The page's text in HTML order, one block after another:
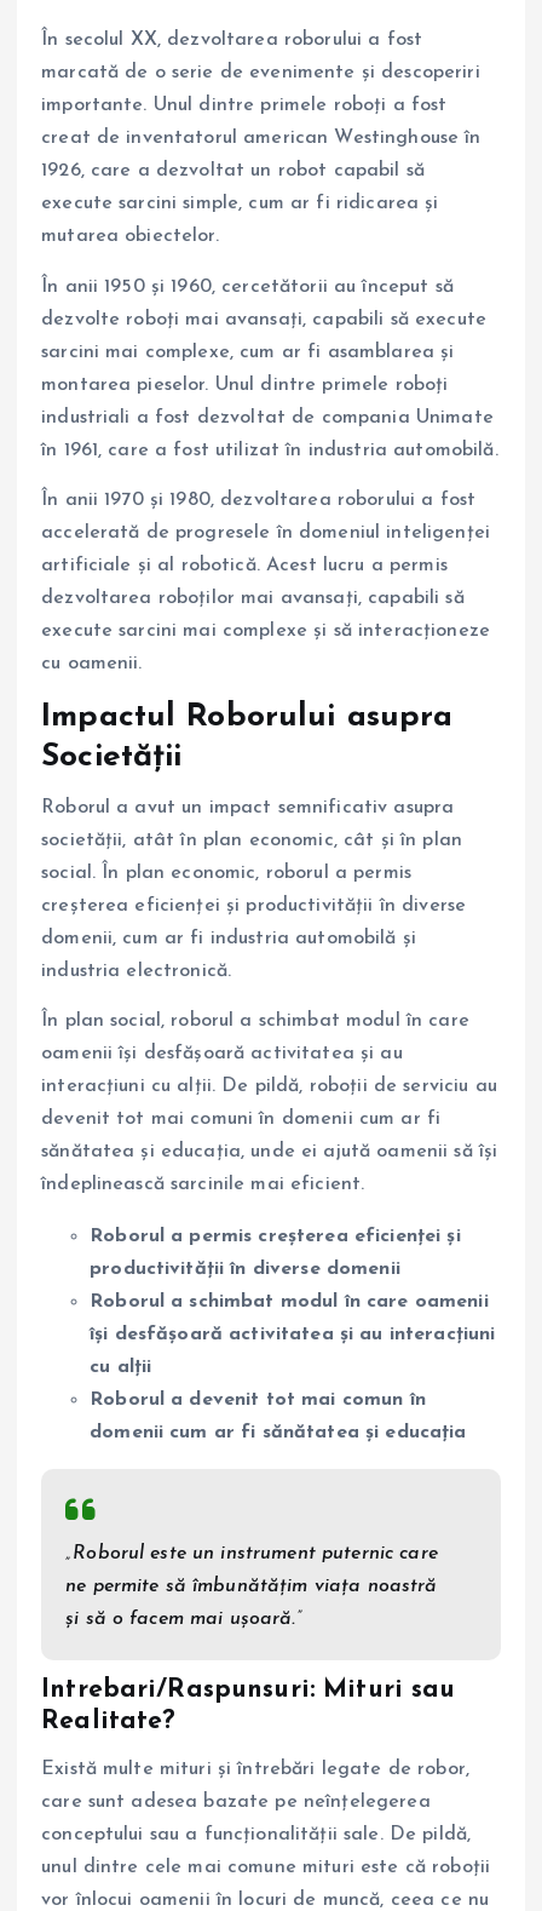
În secolul XX, dezvoltarea roborului a fost
marcată de o serie de evenimente și descoperiri
importante. Unul dintre primele roboți a fost
creat de inventatorul american Westinghouse în
1926, care a dezvoltat un robot capabil să
execute sarcini simple, cum ar fi ridicarea și
mutarea obiectelor.
În anii 1950 și 1960, cercetătorii au început să
dezvolte roboți mai avansați, capabili să execute
sarcini mai complexe, cum ar fi asamblarea și
montarea pieselor. Unul dintre primele roboți
industriali a fost dezvoltat de compania Unimate
în 1961, care a fost utilizat în industria automobilă.
În anii 1970 și 1980, dezvoltarea roborului a fost
accelerată de progresele în domeniul inteligenței
artificiale și al robotică. Acest lucru a permis
dezvoltarea roboților mai avansați, capabili să
execute sarcini mai complexe și să interacționeze
cu oamenii.
Impactul Roborului asupra
Societății
Roborul a avut un impact semnificativ asupra
societății, atât în plan economic, cât și în plan
social. În plan economic, roborul a permis
creșterea eficienței și productivității în diverse
domenii, cum ar fi industria automobilă și
industria electronică.
În plan social, roborul a schimbat modul în care
oamenii își desfășoară activitatea și au
interacțiuni cu alții. De pildă, roboții de serviciu au
devenit tot mai comuni în domenii cum ar fi
sănătatea și educația, unde ei ajută oamenii să își
îndeplinească sarcinile mai eficient.
Roborul a permis creșterea eficienței și
productivității în diverse domenii
Roborul a schimbat modul în care oamenii
își desfășoară activitatea și au interacțiuni
cu alții
Roborul a devenit tot mai comun în
domenii cum ar fi sănătatea și educația
„Roborul este un instrument puternic care
ne permite să îmbunătățim viața noastră
și să o facem mai ușoară.”
Intrebari/Raspunsuri: Mituri sau
Realitate?
Există multe mituri și întrebări legate de robor,
care sunt adesea bazate pe neînțelegerea
conceptului sau a funcționalității sale. De pildă,
unul dintre cele mai comune mituri este că roboții
vor înlocui oamenii în locuri de muncă, ceea ce nu